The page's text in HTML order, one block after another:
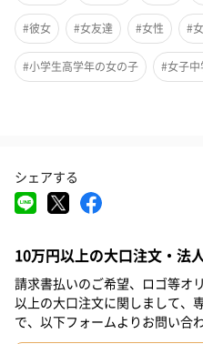
長財布・化粧ポーチなどの小物
けに使えるサイズで便利です。
持ち手に使われているリバティ
ントになります。
お出かけや旅行など、何かとあ
生まれます。
贈り物のアイテムとしてもぴっ
#彼女 #女友達 #女性 #
#小学生高学年の女の子 #女子中
シェアする
10万円以上の大口注文・法
請求書払いのご希望、ロゴ等オ
以上の大口注文に関しまして、
で、以下フォームよりお問い合